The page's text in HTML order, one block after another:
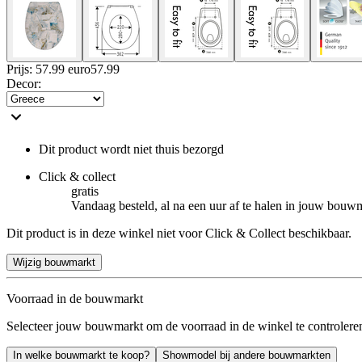
Prijs: 57.99 euro57.99
Decor:
Dit product wordt niet thuis bezorgd
Click & collect
gratis
Vandaag besteld, al na een uur af te halen in jouw
Dit product is in deze winkel niet voor Click & Collect beschikbaar.
Wijzig bouwmarkt
Voorraad in de bouwmarkt
Selecteer jouw bouwmarkt om de voorraad in de winkel te
In welke bouwmarkt te koop? Showmodel bij andere bouwmarkten